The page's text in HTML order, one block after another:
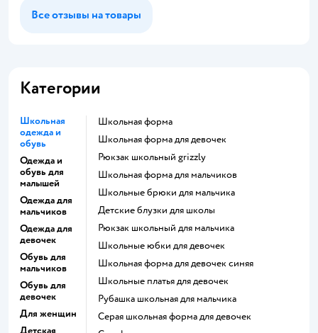
Все отзывы на товары
Категории
Школьная
одежда и
обувь
Одежда и
обувь для
малышей
Одежда для
мальчиков
Одежда для
девочек
Обувь для
мальчиков
Обувь для
девочек
Для женщин
Детская
Школьная форма
Школьная форма для девочек
Рюкзак школьный grizzly
Школьная форма для мальчиков
Школьные брюки для мальчика
Детские блузки для школы
Рюкзак школьный для мальчика
Школьные юбки для девочек
Школьная форма для девочек синяя
Школьные платья для девочек
Рубашка школьная для мальчика
Серая школьная форма для девочек